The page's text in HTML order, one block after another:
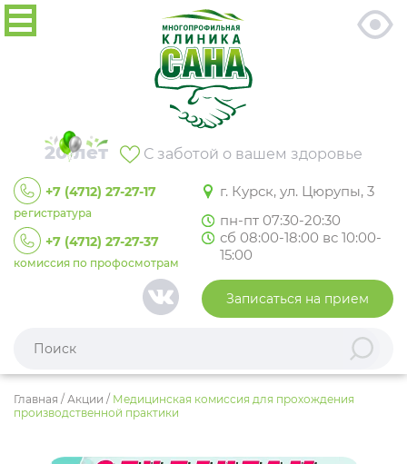
+7 (4712) 27-27-17
регистратура
+7 (4712) 27-27-37
комиссия по профосмотрам
г. Курск, ул. Цюрупы, 3
пн-пт 07:30-20:30
сб 08:00-18:00 вс 10:00-
15:00
Записаться на прием
20 лет С заботой о вашем здоровье
Главная / Акции / Медицинская комиссия для прохождения
производственной практики